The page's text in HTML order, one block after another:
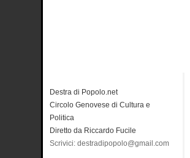
Destra di Popolo.net
Circolo Genovese di Cultura e
Politica
Diretto da Riccardo Fucile
Scrivici: destradipopolo@gmail.com